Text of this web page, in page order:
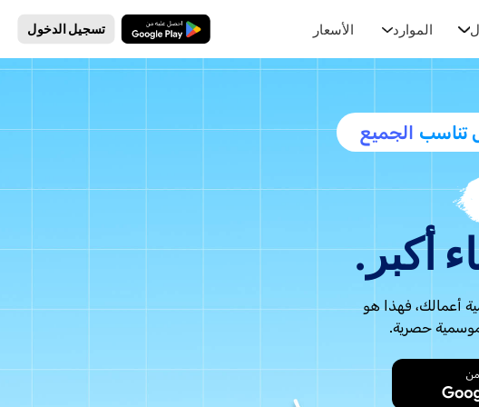
الموارد الأسعار تنزيل مجاني تسجيل الدخول
تناسب الجميع
أكبر.
أعمالك، فهذا هو